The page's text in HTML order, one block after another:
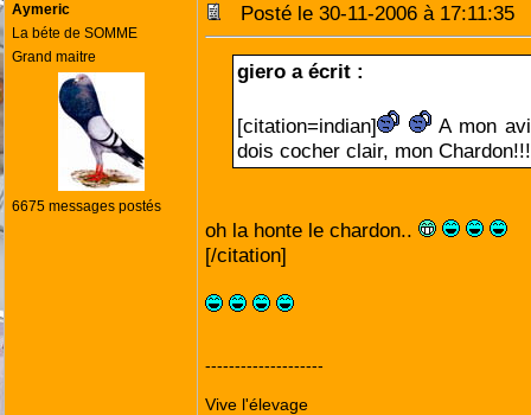
Aymeric
La béte de SOMME
Grand maitre
6675 messages postés
Posté le 30-11-2006 à 17:11:35
giero a écrit :
[citation=indian]
A mon
dois cocher clair, mon
oh la honte le chardon..
[/citation]
--------------------
Vive l'élevage